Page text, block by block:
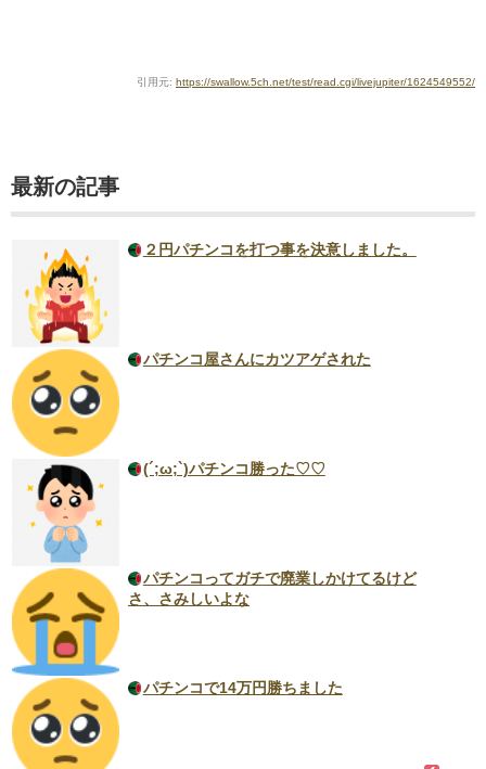
引用元: https://swallow.5ch.net/test/read.cgi/livejupiter/1624549552/
最新の記事
２円パチンコを打つ事を決意しました。
パチンコ屋さんにカツアゲされた
(´;ω;`)パチンコ勝った♡♡
パチンコってガチで廃業しかけてるけど
さ、さみしいよな
パチンコで14万円勝ちました